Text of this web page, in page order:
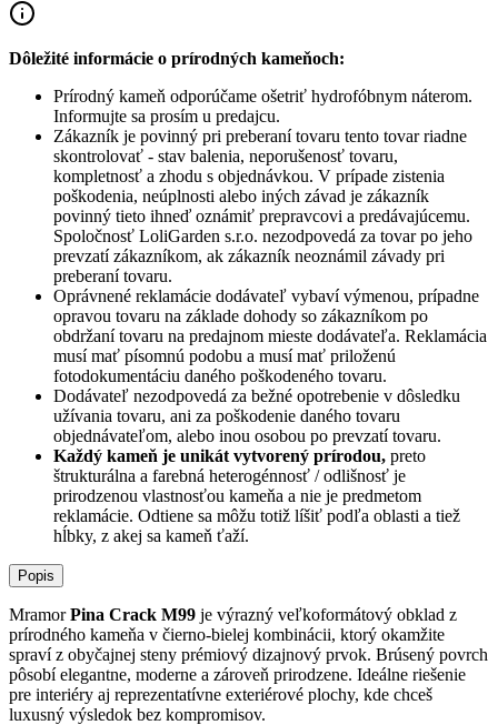
Dôležité informácie o prírodných kameňoch:
Prírodný kameň odporúčame ošetriť hydrofóbnym náterom.
Informujte sa prosím u predajcu.
Zákazník je povinný pri preberaní tovaru tento tovar riadne
skontrolovať - stav balenia, neporušenosť tovaru,
kompletnosť a zhodu s objednávkou. V prípade zistenia
poškodenia, neúplnosti alebo iných závad je zákazník
povinný tieto ihneď oznámiť prepravcovi a predávajúcemu.
Spoločnosť LoliGarden s.r.o. nezodpovedá za tovar po jeho
prevzatí zákazníkom, ak zákazník neoznámil závady pri
preberaní tovaru.
Oprávnené reklamácie dodávateľ vybaví výmenou, prípadne
opravou tovaru na základe dohody so zákazníkom po
obdržaní tovaru na predajnom mieste dodávateľa. Reklamácia
musí mať písomnú podobu a musí mať priloženú
fotodokumentáciu daného poškodeného tovaru.
Dodávateľ nezodpovedá za bežné opotrebenie v dôsledku
užívania tovaru, ani za poškodenie daného tovaru
objednávateľom, alebo inou osobou po prevzatí tovaru.
Každý kameň je unikát vytvorený prírodou, preto
štrukturálna a farebná heterogénnosť / odlišnosť je
prirodzenou vlastnosťou kameňa a nie je predmetom
reklamácie. Odtiene sa môžu totiž líšiť podľa oblasti a tiež
hĺbky, z akej sa kameň ťaží.
Popis
MramorPina Crack M99 je výrazný veľkoformátový obklad z
prírodného kameňa v čierno-bielej kombinácii, ktorý okamžite
spraví z obyčajnej steny prémiový dizajnový prvok. Brúsený povrch
pôsobí elegantne, moderne a zároveň prirodzene. Ideálne riešenie
pre interiéry aj reprezentatívne exteriérové plochy, kde chceš
luxusný výsledok bez kompromisov.